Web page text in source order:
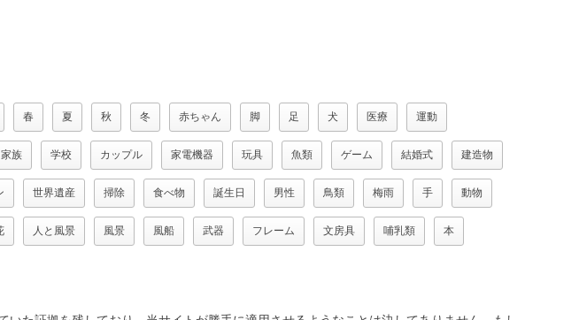
春 夏 秋 冬 赤ちゃん 脚 足 犬 医療 運動
家族 学校 カップル 家電機器 玩具 魚類 ゲーム 結婚式 建造物
世界遺産 掃除 食べ物 誕生日 男性 鳥類 梅雨 手 動物
人と風景 風景 風船 武器 フレーム 文房具 哺乳類 本